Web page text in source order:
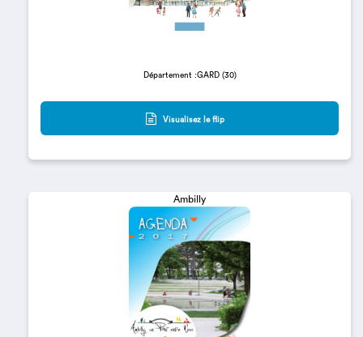
Département :GARD (30)
Visualisez le flip
Ambilly